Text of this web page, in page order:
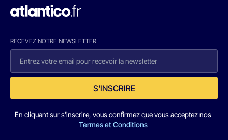
RECEVEZ NOTRE NEWSLETTER
S'INSCRIRE
En cliquant sur s'inscrire, vous confirmez que vous acceptez nos
Termes et Conditions